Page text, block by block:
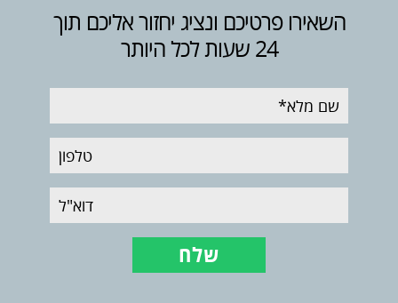
השאירו פרטיכם ונציג יחזור אליכם תוך
24 שעות לכל היותר
מלא